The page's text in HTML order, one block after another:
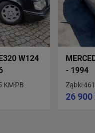
W124
KM PB
- 1994
Ząbki
26 900